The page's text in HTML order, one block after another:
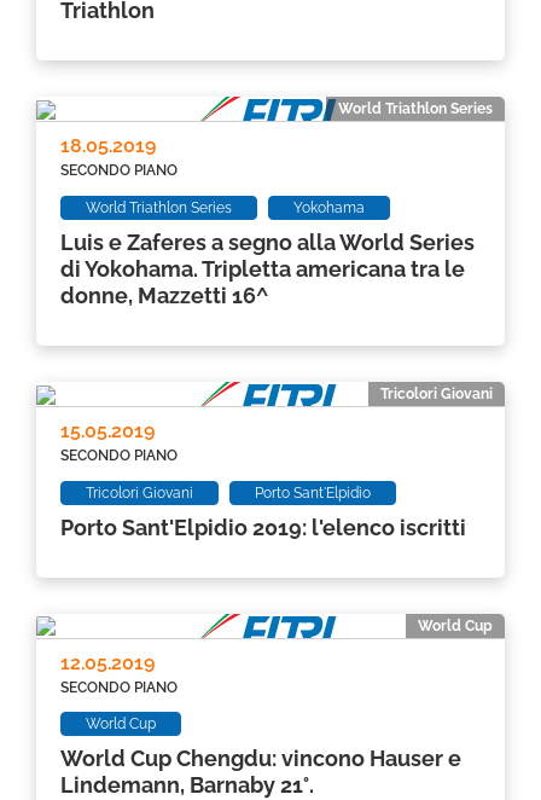
Triathlon
Luis e Zaferes a segno alla World Series
di Yokohama. Tripletta americana tra le
donne, Mazzetti 16^
SECONDO PIANO
18.05.2019
World Triathlon Series Yokohama
World Triathlon Series
Porto Sant'Elpidio 2019: l'elenco iscritti
SECONDO PIANO
15.05.2019
Tricolori Giovani Porto Sant'Elpidio
Tricolori Giovani
World Cup Chengdu: vincono Hauser e
Lindemann, Barnaby 21°.
SECONDO PIANO
12.05.2019
World Cup
World Cup